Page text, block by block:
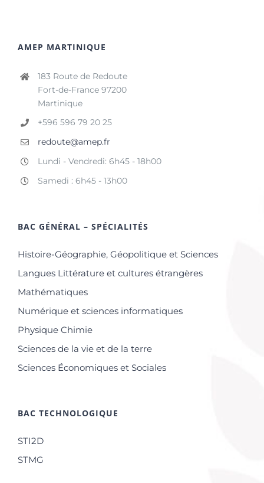
AMEP MARTINIQUE
183 Route de Redoute
Fort-de-France 97200
Martinique
+596 596 79 20 25
redoute@amep.fr
Lundi - Vendredi: 6h45 - 18h00
Samedi : 6h45 - 13h00
BAC GÉNÉRAL – SPÉCIALITÉS
Histoire-Géographie, Géopolitique et Sciences
Langues Littérature et cultures étrangères
Mathématiques
Numérique et sciences informatiques
Physique Chimie
Sciences de la vie et de la terre
Sciences Économiques et Sociales
BAC TECHNOLOGIQUE
STI2D
STMG